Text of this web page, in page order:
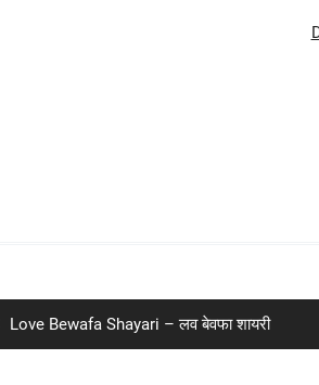
Previous
post:
Love Bewafa Shayari – लव बेवफा शायरी